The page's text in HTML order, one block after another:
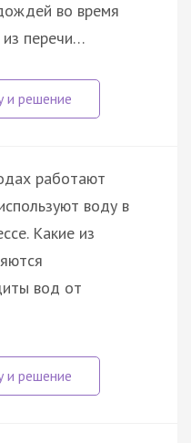
во время
из перечи…
работают
воду в
Какие из
вод от